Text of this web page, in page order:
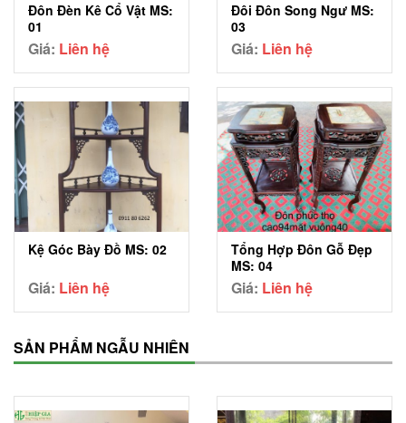
Đôn Đèn Kê Cổ Vật MS:
01
Giá: Liên hệ
Đôi Đôn Song Ngư MS:
03
Giá: Liên hệ
Kệ Góc Bày Đồ MS: 02
Giá: Liên hệ
Tổng Hợp Đôn Gỗ Đẹp
MS: 04
Giá: Liên hệ
SẢN PHẨM NGẪU NHIÊN